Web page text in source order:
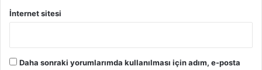
İnternet sitesi
Daha sonraki yorumlarımda kullanılması için adım, e-posta